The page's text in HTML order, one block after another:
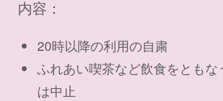
内容：
20時以降の利用の自粛
ふれあい喫茶など飲食をとも
は中止